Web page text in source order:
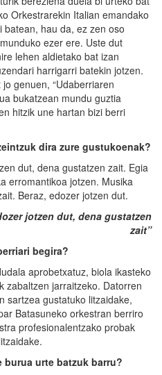
Orkestrarekin Italian emandako
hau da, ez zen oso
ezer ere. Uste dut
lehen aldietako bat izan
harrigarri batekin jotzen.
genuen, “Udaberriaren
bukatzean mundu guztia
hitzik une hartan bizi berri
dira zure gustukoenak?
dut, dena gustatzen zait. Egia
erromantikoa jotzen. Musika
Beraz, edozer jotzen dut.
jotzen dut, dena gustatzen
zait”
begira?
aprobetxatuz, biola ikasteko
zabaltzen jarraitzeko. Datorren
sartzea gustatuko litzaidake,
Batasuneko orkestran berriro
profesionalentzako probak
burua urte batzuk barru?